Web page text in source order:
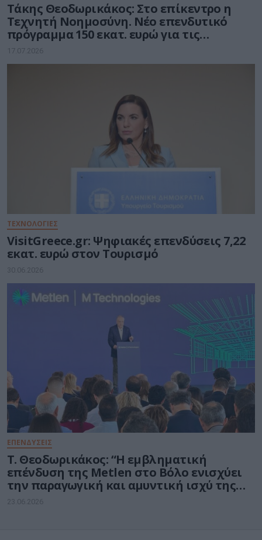
Τάκης Θεοδωρικάκος: Στο επίκεντρο η
Τεχνητή Νοημοσύνη. Νέο επενδυτικό
πρόγραμμα 150 εκατ. ευρώ για τις
μικρομεσαίες επιχειρήσεις
17.07.2026
ΤΕΧΝΟΛΟΓΙΕΣ
VisitGreece.gr: Ψηφιακές επενδύσεις 7,22
εκατ. ευρώ στον Τουρισμό
30.06.2026
ΕΠΕΝΔΥΣΕΙΣ
Τ. Θεοδωρικάκος: “Η εμβληματική
επένδυση της Metlen στο Βόλο ενισχύει
την παραγωγική και αμυντική ισχύ της
πατρίδας μας”
23.06.2026